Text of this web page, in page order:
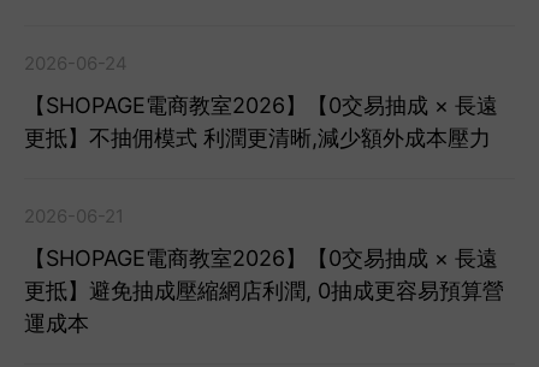
2026-06-24
【SHOPAGE電商教室2026】【0交易抽成 × 長遠
更抵】不抽佣模式 利潤更清晰,減少額外成本壓力
2026-06-21
【SHOPAGE電商教室2026】【0交易抽成 × 長遠
更抵】避免抽成壓縮網店利潤, 0抽成更容易預算營
運成本